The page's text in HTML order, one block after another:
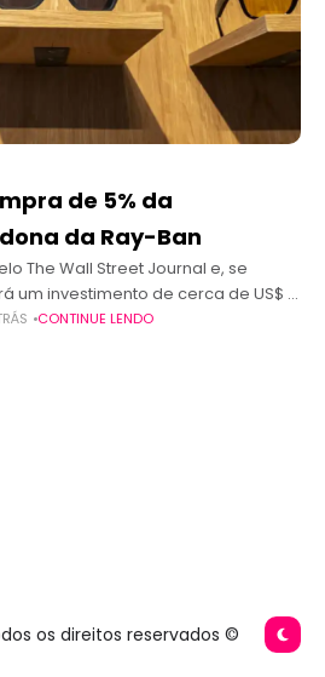
de 5% da
da Ray-Ban
The Wall Street Journal e, se
um investimento de cerca de US$ 5
A gigante da tecnologia Meta,
CONTINUE LENDO
os direitos reservados ©